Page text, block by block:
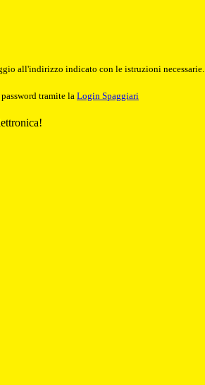
all'indirizzo indicato con le istruzioni necessarie.
tramite la Login Spaggiari